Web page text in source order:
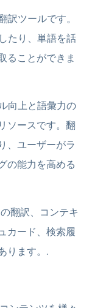
ツールです。
たり、単語を話
ることができま
向上と語彙力の
ソースです。翻
、ユーザーがラ
の能力を高める
翻訳、コンテキ
カード、検索履
ります。.